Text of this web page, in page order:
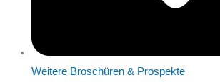
Weitere Broschüren & Prospekte